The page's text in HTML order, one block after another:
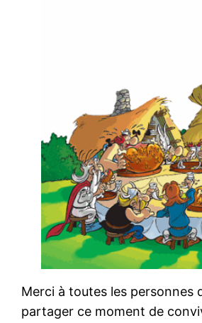
Merci à toutes les personnes
partager ce moment de